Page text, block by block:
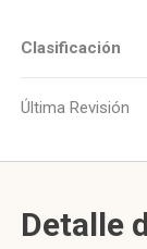
Clasificación
Última Revisión
Detalle